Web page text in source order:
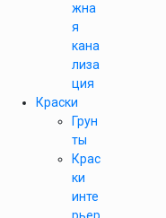
жна
я
кана
лиза
ция
Краски
Грун
ты
Крас
ки
инте